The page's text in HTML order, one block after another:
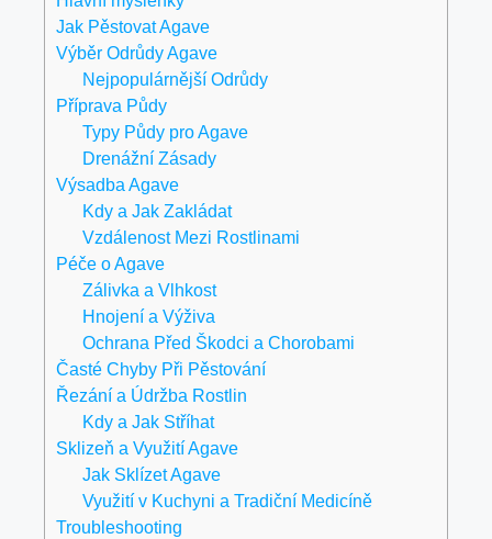
Jak Pěstovat Agave
Výběr Odrůdy Agave
Nejpopulárnější Odrůdy
Příprava Půdy
Typy Půdy pro Agave
Drenážní Zásady
Výsadba Agave
Kdy a Jak Zakládat
Vzdálenost Mezi Rostlinami
Péče o Agave
Zálivka a Vlhkost
Hnojení a Výživa
Ochrana Před Škodci a Chorobami
Časté Chyby Při Pěstování
Řezání a Údržba Rostlin
Kdy a Jak Stříhat
Sklizeň a Využití Agave
Jak Sklízet Agave
Využití v Kuchyni a Tradiční Medicíně
Troubleshooting